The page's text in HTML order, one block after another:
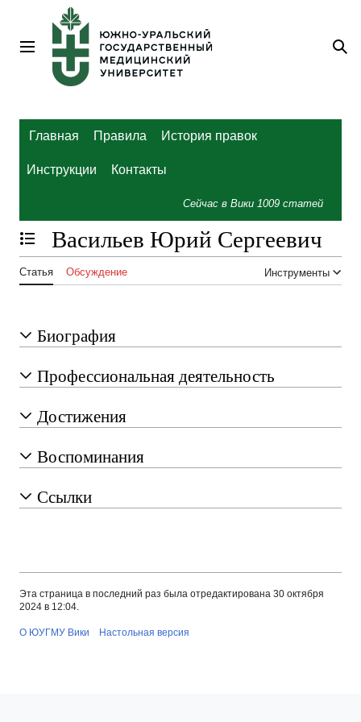
содержанию
Главное меню
Главная Правила История правок
Инструкции Контакты
Сейчас в Вики 1009 статей
Отобразить/Скрыть содержание
Васильев Юрий Сергеевич
Статья Обсуждение Инструменты
Биография
Профессиональная деятельность
Достижения
Воспоминания
Ссылки
Эта страница в последний раз была отредактирована 30 октября
2024 в 12:04.
О ЮУГМУ Вики Настольная версия